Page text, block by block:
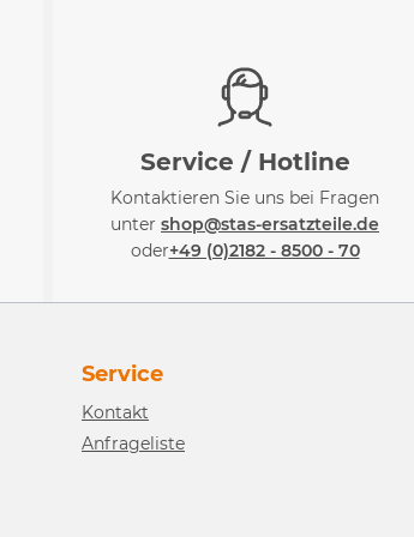
Service / Hotline
Kontaktieren Sie uns bei Fragen
unter shop@stas-ersatzteile.de
oder+49 (0)2182 - 8500 - 70
Service
Kontakt
Anfrageliste